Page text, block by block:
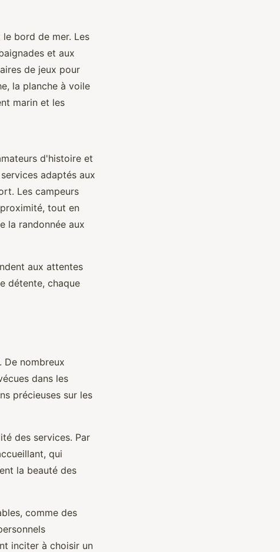
bord de mer. Les
et aux
de jeux pour
la planche à voile
marin et les
d'histoire et
adaptés aux
Les campeurs
tout en
la randonnée aux
aux attentes
détente, chaque
De nombreux
dans les
précieuses sur les
des services. Par
qui
la beauté des
comme des
inciter à choisir un